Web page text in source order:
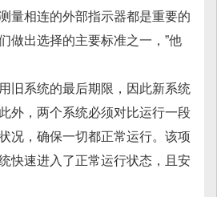
量相连的外部指示器都是重要的
做出选择的主要标准之一，”他
系统的最后期限，因此新系统
外，两个系统必须对比运行一段
况，确保一切都正常运行。该项
快速进入了正常运行状态，且安